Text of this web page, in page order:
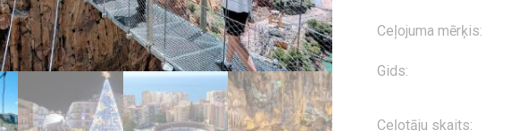
Ceļojuma mērķis:
Gids:
Ceļotāju skaits: